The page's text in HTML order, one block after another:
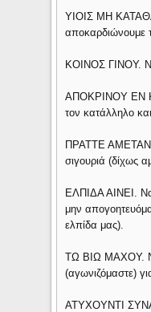
ΥΙΟΙΣ ΜΗ
αποκαρδιώνουμε
ΚΟΙΝΟΣ ΓΙΝΟΥ. Να
ΑΠΟΚΡΙΝΟΥ ΕΝ
τον κατάλληλο
ΠΡΑΤΤΕ
σιγουριά (δίχως
ΕΛΠΙΔΑ ΑΙΝΕΙ. Να
μην
ελπίδα μας).
ΤΩ ΒΙΩ ΜΑΧΟΥ.
(αγωνιζόμαστε)
ΑΤΥΧΟΥΝΤΙ